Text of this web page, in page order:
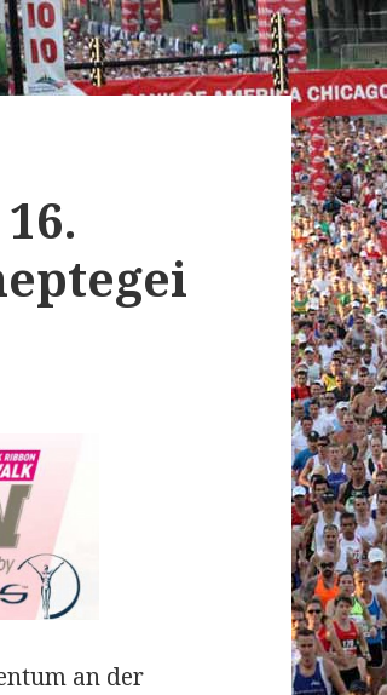
an der